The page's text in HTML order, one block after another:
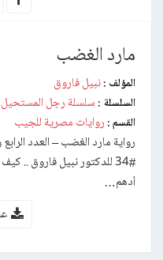
مارد الغضب
المؤلف : نبيل فاروق
السلسلة : سلسلة رجل المستحيل
القسم : روايات مصرية للجيب
رواية مارد الغضب – العدد
#34 للدكتور نبيل فاروق
أدهم…